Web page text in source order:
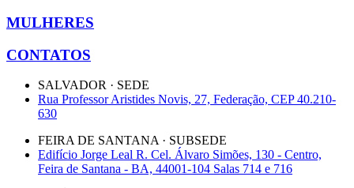
MULHERES
CONTATOS
SALVADOR · SEDE
Rua Professor Aristides Novis, 27, Federação, CEP 40.210-
630
FEIRA DE SANTANA · SUBSEDE
Edifício Jorge Leal R. Cel. Álvaro Simões, 130 - Centro,
Feira de Santana - BA, 44001-104 Salas 714 e 716